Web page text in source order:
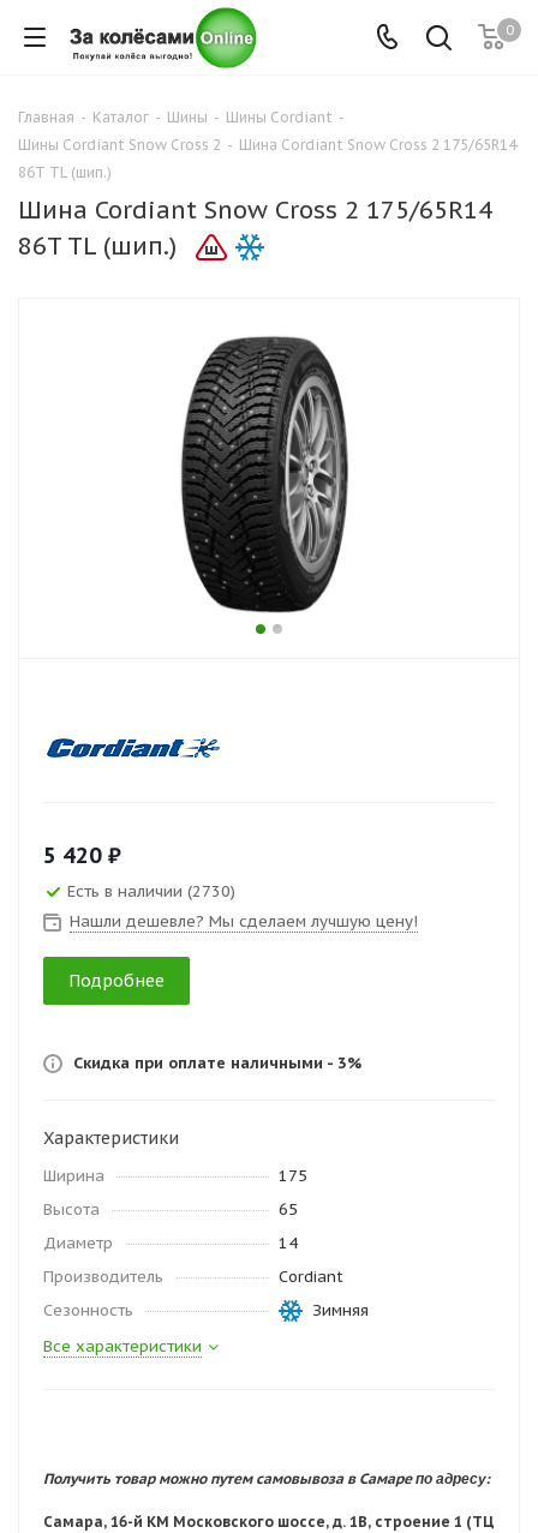
0
Главная - Каталог - Шины - Шины Cordiant -
Шины Cordiant Snow Cross 2 - Шина Cordiant Snow Cross 2 175/65R14
86T TL (шип.)
Шина Cordiant Snow Cross 2 175/65R14
86T TL (шип.)
5 420 ₽
Есть в наличии (2730)
Нашли дешевле? Мы сделаем лучшую цену!
Подробнее
Скидка при оплате наличными - 3%
Характеристики
Ширина
175
Высота
65
Диаметр
14
Производитель
Cordiant
Сезонность
Зимняя
Все характеристики
Получить товар можно путем самовывоза в Самарепо адресу:
Самара, 16-й КМ Московского шоссе, д. 1В, строение 1 (ТЦ